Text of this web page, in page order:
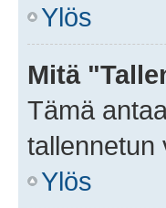
Ylös
Mitä
Tämä
tallennetun
Ylös